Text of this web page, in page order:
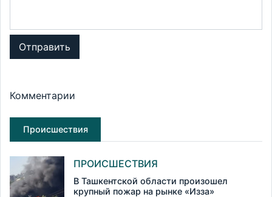
Отправить
Комментарии
Происшествия
ПРОИСШЕСТВИЯ
В Ташкентской области произошел
крупный пожар на рынке «Изза»